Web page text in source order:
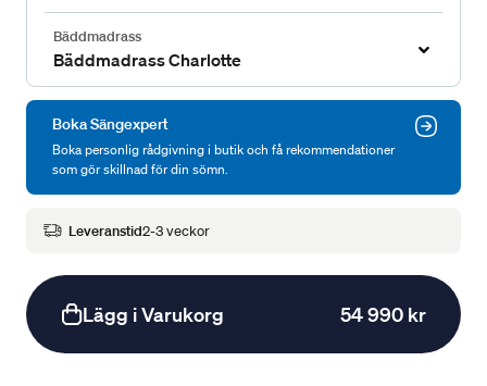
Bäddmadrass
Bäddmadrass Charlotte
Boka Sängexpert
Boka personlig rådgivning i butik och få rekommendationer
som gör skillnad för din sömn.
Leveranstid2-3 veckor
Lägg i Varukorg 54 990 kr